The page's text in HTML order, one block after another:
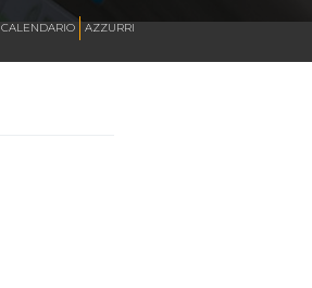
CALENDARIO AZZURRI